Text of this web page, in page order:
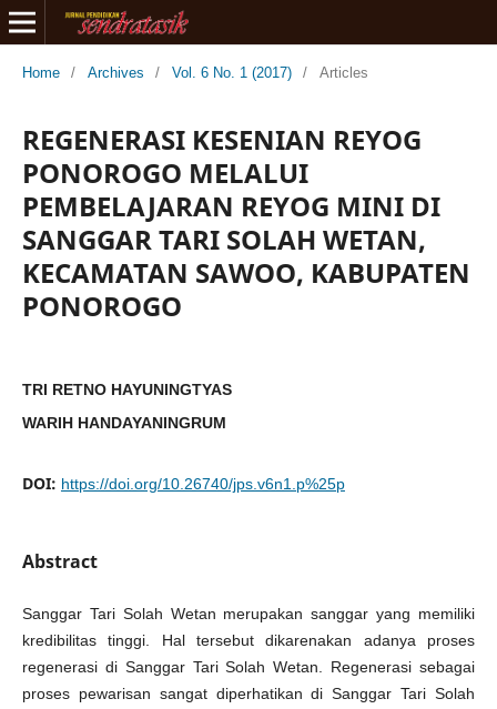
Home / Archives / Vol. 6 No. 1 (2017) / Articles
REGENERASI KESENIAN REYOG
PONOROGO MELALUI
PEMBELAJARAN REYOG MINI DI
SANGGAR TARI SOLAH WETAN,
KECAMATAN SAWOO, KABUPATEN
PONOROGO
TRI RETNO HAYUNINGTYAS
WARIH HANDAYANINGRUM
DOI: https://doi.org/10.26740/jps.v6n1.p%25p
Abstract
Sanggar Tari Solah Wetan merupakan sanggar yang memiliki
kredibilitas tinggi. Hal tersebut dikarenakan adanya proses
regenerasi di Sanggar Tari Solah Wetan. Regenerasi sebagai
proses pewarisan sangat diperhatikan di Sanggar Tari Solah